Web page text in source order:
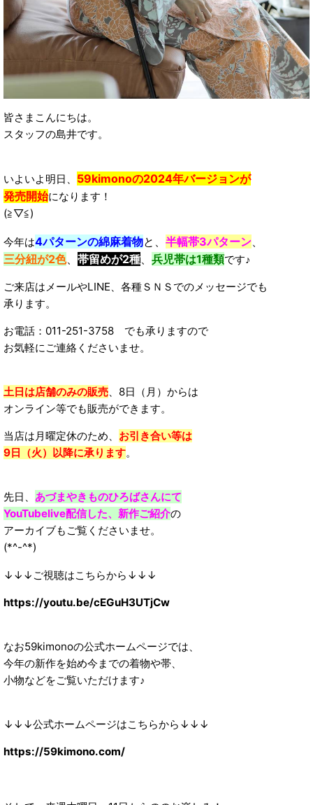
皆さまこんにちは。
スタッフの島井です。
いよいよ明日、 59kimonoの2024年バージョンが
発売開始になります！
(≧▽≦)
今年は4パターンの綿麻着物と、 半幅帯3パターン
三分紐が2色、 帯留めが2種 兵児帯は1種類です♪
ご来店はメールやLINE、各種ＳＮＳでのメッセージでも
承ります。
お電話：011-251-3758 でも承りますので
お気軽にご連絡くださいませ。
土日は店舗のみの販売、8日（月）からは
オンライン等でも販売ができます。
当店は月曜定休のため、 お引き合い等は
9日（火）以降に承ります。
先日、 あづまやきものひろばさんにて
YouTubelive配信した、新作ご紹介の
アーカイブもご覧くださいませ。
(*^-^*)
↓↓↓ご視聴はこちらから↓↓↓
https://youtu.be/cEGuH3UTjCw
なお59kimonoの公式ホームページでは、
今年の新作を始め今までの着物や帯、
小物などをご覧いただけます♪
↓↓↓公式ホームページはこちらから↓↓↓
https://59kimono.com/